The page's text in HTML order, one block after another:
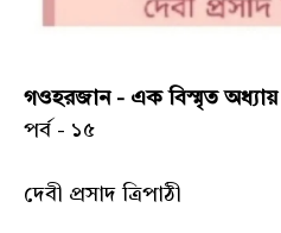
গওহরজান - এক বিস্মৃত অধ্যায়
পর্ব - ১৫
দেবী প্রসাদ ত্রিপাঠী